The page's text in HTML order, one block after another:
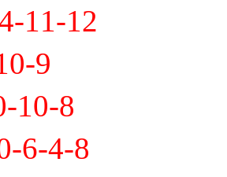
11-12
9
10-8
6-4-8